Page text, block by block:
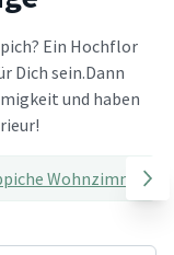
Ein Hochflor
Dich sein.Dann
und haben
Wohnzimmer